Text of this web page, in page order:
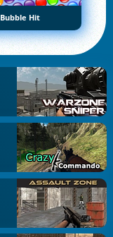
Bubble Hit